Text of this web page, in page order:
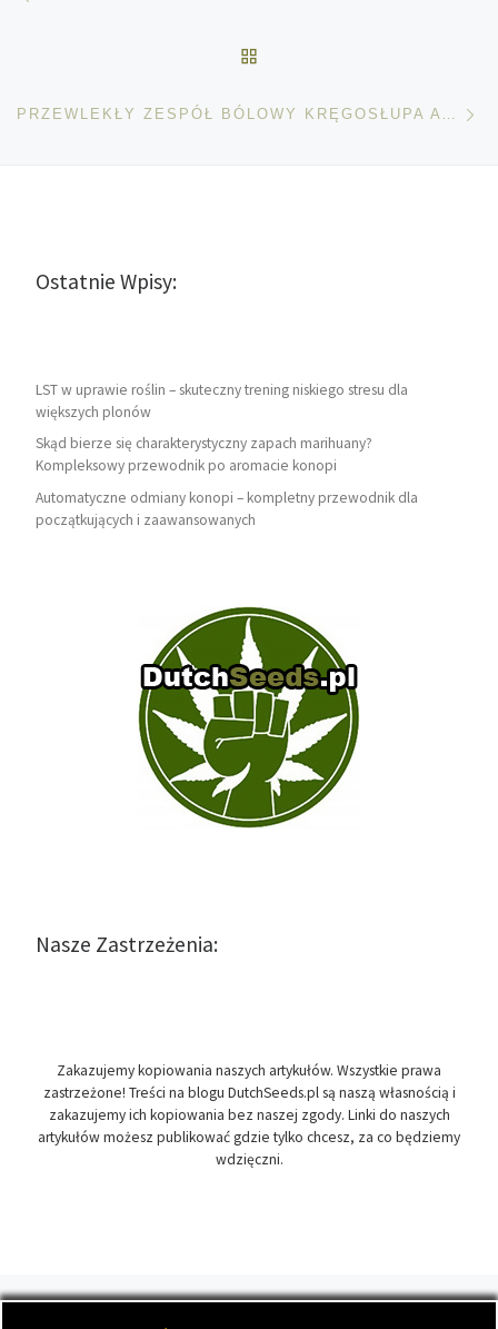
PRZEWLEKŁY ZESPÓŁ BÓLOWY KRĘGOSŁUPA A MEDYCZNA MARIHUANA
Ostatnie Wpisy:
LST w uprawie roślin – skuteczny trening niskiego stresu dla
większych plonów
Skąd bierze się charakterystyczny zapach marihuany?
Kompleksowy przewodnik po aromacie konopi
Automatyczne odmiany konopi – kompletny przewodnik dla
początkujących i zaawansowanych
Nasze Zastrzeżenia:
Zakazujemy kopiowania naszych artykułów. Wszystkie prawa
zastrzeżone! Treści na blogu DutchSeeds.pl są naszą własnością i
zakazujemy ich kopiowania bez naszej zgody. Linki do naszych
artykułów możesz publikować gdzie tylko chcesz, za co będziemy
wdzięczni.